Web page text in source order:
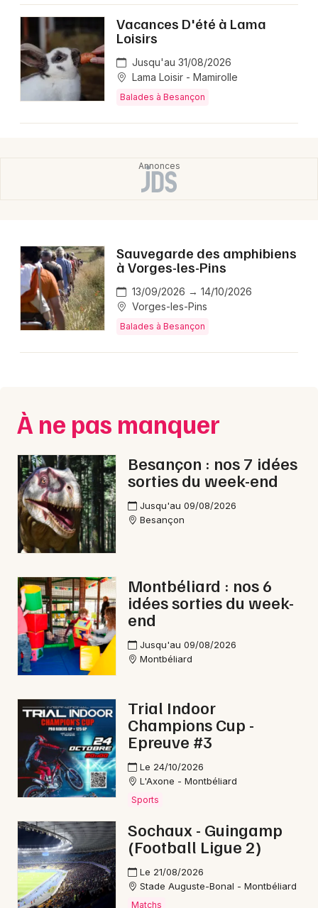
Vacances D'été à Lama
Loisirs
Jusqu'au 31/08/2026
Lama Loisir - Mamirolle
Balades à Besançon
Sauvegarde des amphibiens
à Vorges-les-Pins
13/09/2026 → 14/10/2026
Vorges-les-Pins
Balades à Besançon
À ne pas manquer
Besançon : nos 7 idées
sorties du week-end
Jusqu'au 09/08/2026
Besançon
Montbéliard : nos 6
idées sorties du week-
end
Jusqu'au 09/08/2026
Montbéliard
Trial Indoor
Champions Cup -
Epreuve #3
Le 24/10/2026
L'Axone - Montbéliard
Sports
Sochaux - Guingamp
(Football Ligue 2)
Le 21/08/2026
Stade Auguste-Bonal - Montbéliard
Matchs